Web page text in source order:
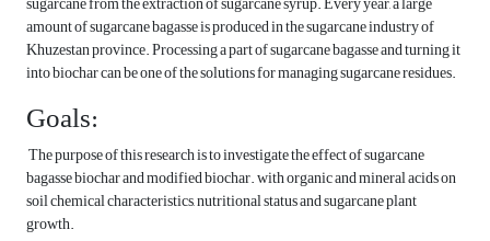
amount of sugarcane bagasse is produced in the sugarcane industry of
Khuzestan province. Processing a part of sugarcane bagasse and turning it
into biochar can be one of the solutions for managing sugarcane residues.
Goals:
The purpose of this research is to investigate the effect of sugarcane
bagasse biochar and modified biochar. with organic and mineral acids on
soil chemical characteristics, nutritional status and sugarcane plant
growth.